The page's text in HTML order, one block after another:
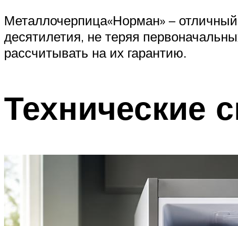
Металлочерпица«Норман» –
десятилетия, не теряя
рассчитывать на их гарантию.
Технические